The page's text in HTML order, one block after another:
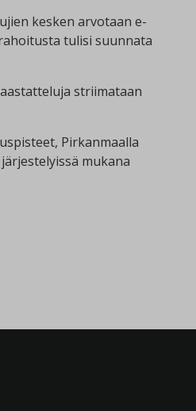
kesken arvotaan e-
tulisi suunnata
striimataan
Pirkanmaalla
mukana